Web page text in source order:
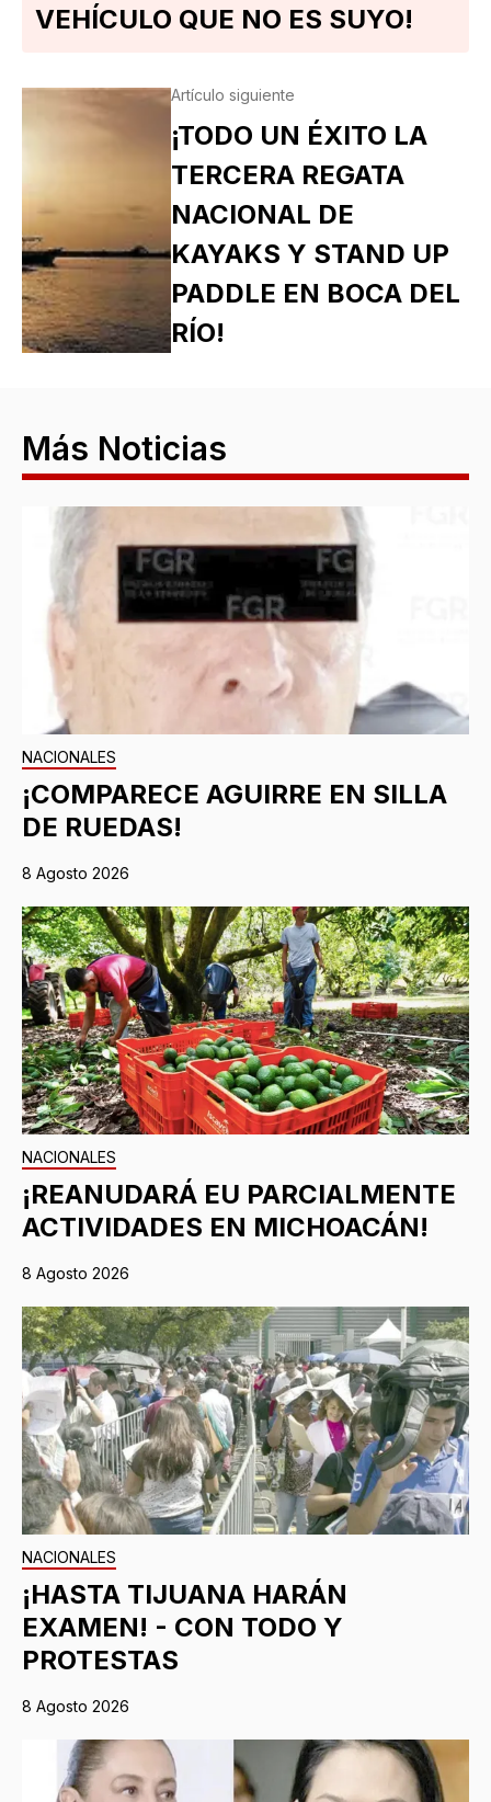
VEHÍCULO QUE NO ES SUYO!
Artículo siguiente
¡TODO UN ÉXITO LA
TERCERA REGATA
NACIONAL DE
KAYAKS Y STAND UP
PADDLE EN BOCA DEL
RÍO!
Más Noticias
NACIONALES
¡COMPARECE AGUIRRE EN SILLA
DE RUEDAS!
8 Agosto 2026
NACIONALES
¡REANUDARÁ EU PARCIALMENTE
ACTIVIDADES EN MICHOACÁN!
8 Agosto 2026
NACIONALES
¡HASTA TIJUANA HARÁN
EXAMEN! - CON TODO Y
PROTESTAS
8 Agosto 2026